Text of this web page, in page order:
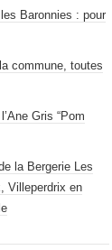
Baronnies : pour
commune, toutes
Gris “Pom
la Bergerie Les
Villeperdrix en